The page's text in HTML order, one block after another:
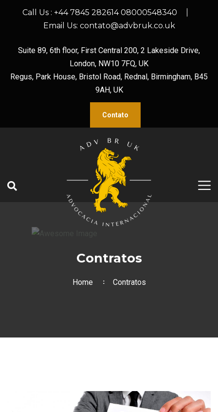
Call Us : +44 7845 282614 08000548340
Email Us: contato@advbruk.co.uk
Suite 89, 6th floor, First Central 200, 2 Lakeside Drive,
London, NW10 7FQ, UK
Regus, Park House, Bristol Road, Rednal, Birmingham, B45
9AH, UK
Contato
Contratos
Home Contratos